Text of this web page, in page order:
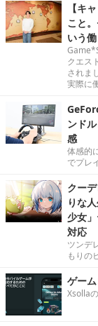
【キ
こと
いう
クエス
されま
実際に
ンド
感
体感的
でプレ
クー
りな
少女
対応
ツンデ
もりの
ゲー
Xsolla